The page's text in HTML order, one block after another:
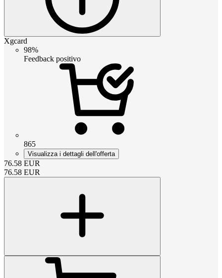
Xgcard
98%
Feedback positivo
865
Visualizza i dettagli dell'offerta
76.58 EUR
76.58 EUR